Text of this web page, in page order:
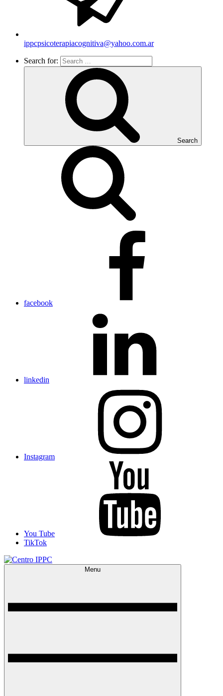
ippcpsicoterapiacognitiva@yahoo.com.ar
Search for:
Search
facebook
linkedin
Instagram
You Tube
TikTok
Menu